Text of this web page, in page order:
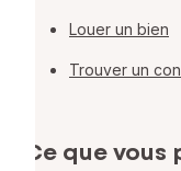
Louer un bien
Trouver un
Ce que vous